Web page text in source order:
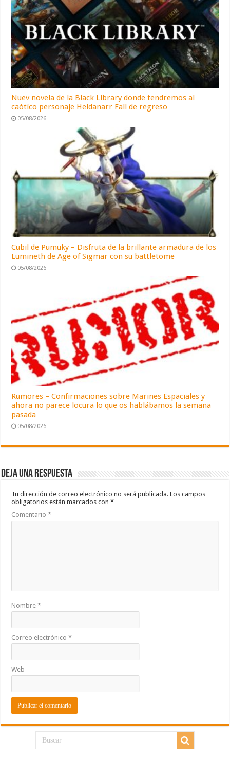
Nuev novela de la Black Library donde tendremos al
caótico personaje Heldanarr Fall de regreso
05/08/2026
Cubil de Pumuky – Disfruta de la brillante armadura de los
Lumineth de Age of Sigmar con su battletome
05/08/2026
Rumores – Confirmaciones sobre Marines Espaciales y
ahora no parece locura lo que os hablábamos la semana
pasada
05/08/2026
Deja una respuesta
Tu dirección de correo electrónico no será publicada. Los campos
obligatorios están marcados con*
Comentario*
Nombre*
Correo electrónico*
Web